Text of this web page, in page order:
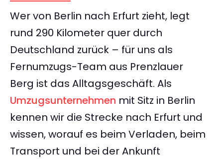
Wer von Berlin nach Erfurt zieht, legt
rund 290 Kilometer quer durch
Deutschland zurück – für uns als
Fernumzugs-Team aus Prenzlauer
Berg ist das Alltagsgeschäft. Als
Umzugsunternehmen mit Sitz in Berlin
kennen wir die Strecke nach Erfurt und
wissen, worauf es beim Verladen, beim
Transport und bei der Ankunft